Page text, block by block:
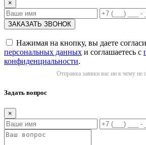
×
Нажимая на кнопку, вы даете
персональных данных и соглашаетесь с
конфиденциальности.
Отправка заявки вас ни к чему не
Задать вопрос
×